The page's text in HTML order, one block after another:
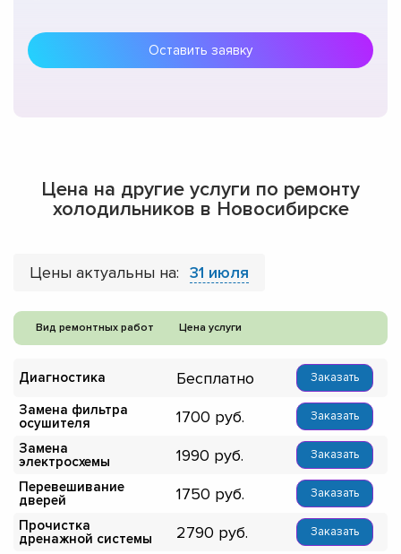
Оставить заявку
Цена на другие услуги по ремонту
холодильников в Новосибирске
Цены актуальны на: 31 июля
Вид ремонтных работ Цена услуги
Диагностика Бесплатно Заказать
Замена фильтра
осушителя
1700 Заказать
Замена
электросхемы
1990 Заказать
Перевешивание
дверей
1750 Заказать
Прочистка
дренажной системы
2790 Заказать